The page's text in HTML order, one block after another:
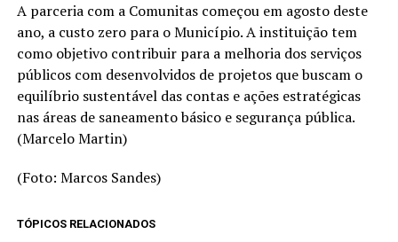
A parceria com a Comunitas começou em agosto deste
ano, a custo zero para o Município. A instituição tem
como objetivo contribuir para a melhoria dos serviços
públicos com desenvolvidos de projetos que buscam o
equilíbrio sustentável das contas e ações estratégicas
nas áreas de saneamento básico e segurança pública.
(Marcelo Martin)
(Foto: Marcos Sandes)
TÓPICOS RELACIONADOS